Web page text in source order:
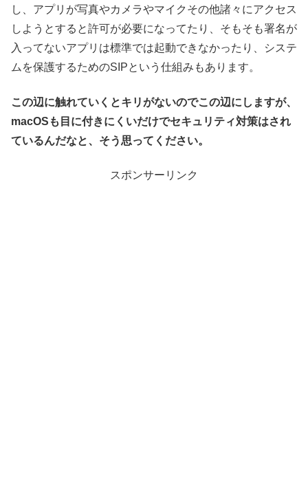
し、アプリが写真やカメラやマイクその他諸々にアクセス
しようとすると許可が必要になってたり、そもそも署名が
入ってないアプリは標準では起動できなかったり、システ
ムを保護するためのSIPという仕組みもあります。
この辺に触れていくとキリがないのでこの辺にしますが、
macOSも目に付きにくいだけでセキュリティ対策はされ
ているんだなと、そう思ってください。
スポンサーリンク